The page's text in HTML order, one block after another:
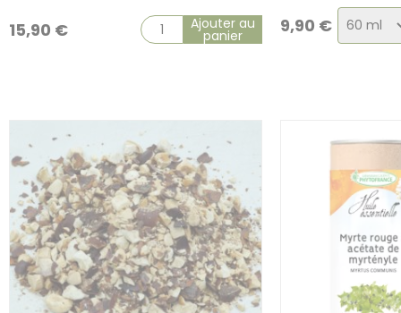
2 avis
15,90 € Ajouter au
panier 9,90 €
Choix
de